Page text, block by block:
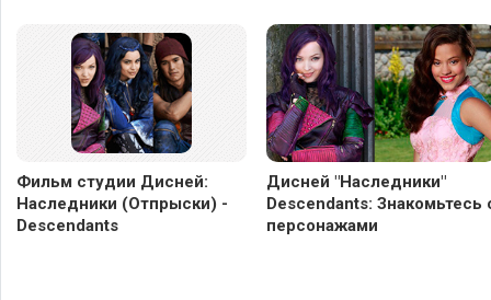
Фильм студии Дисней:
Наследники (Отпрыски) -
Descendants
Дисней "Наследники"
Descendants: Знакомьтесь
персонажами